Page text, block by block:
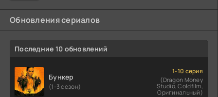
Обновления сериалов
Последние 10 обновлений
Бункер
(1-3 сезон)
1-10 серия
(Dragon Money
Studio, Coldfilm,
Оригинальный)